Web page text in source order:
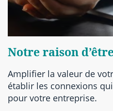
Notre raison
Amplifier la valeur de
établir les connexions
pour votre entreprise.